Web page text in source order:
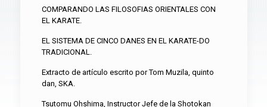
COMPARANDO LAS FILOSOFIAS ORIENTALES CON
EL KARATE.
EL SISTEMA DE CINCO DANES EN EL KARATE-DO
TRADICIONAL.
Extracto de artículo escrito por Tom Muzila, quinto
dan, SKA.
Tsutomu Ohshima, Instructor Jefe de la Shotokan